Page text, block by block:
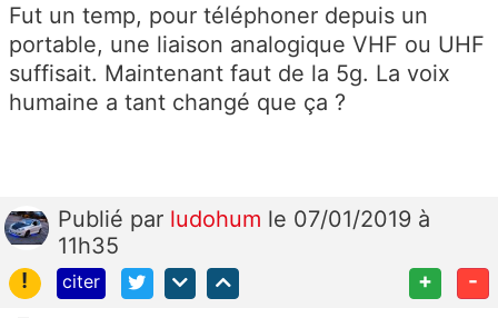
Fut un temp, pour téléphoner depuis un
portable, une liaison analogique VHF ou UHF
suffisait. Maintenant faut de la 5g. La voix
humaine a tant changé que ça ?
Publié par ludohum le 07/01/2019 à
11h35
!
citer + -